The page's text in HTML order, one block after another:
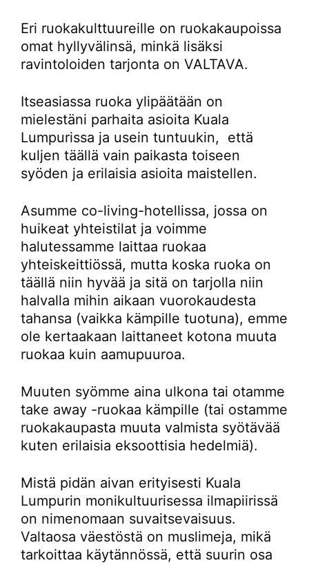
Eri ruokakulttuureille on ruokakaupoissa
omat hyllyvälinsä, minkä lisäksi
ravintoloiden tarjonta on VALTAVA.
Itseasiassa ruoka ylipäätään on
mielestäni parhaita asioita Kuala
Lumpurissa ja usein tuntuukin, että
kuljen täällä vain paikasta toiseen
syöden ja erilaisia asioita maistellen.
Asumme co-living-hotellissa, jossa on
huikeat yhteistilat ja voimme
halutessamme laittaa ruokaa
yhteiskeittiössä, mutta koska ruoka on
täällä niin hyvää ja sitä on tarjolla niin
halvalla mihin aikaan vuorokaudesta
tahansa (vaikka kämpille tuotuna), emme
ole kertaakaan laittaneet kotona muuta
ruokaa kuin aamupuuroa.
Muuten syömme aina ulkona tai otamme
take away -ruokaa kämpille (tai ostamme
ruokakaupasta muuta valmista syötävää
kuten erilaisia eksoottisia hedelmiä).
Mistä pidän aivan erityisesti Kuala
Lumpurin monikultuurisessa ilmapiirissä
on nimenomaan suvaitsevaisuus.
Valtaosa väestöstä on muslimeja, mikä
tarkoittaa käytännössä, että suurin osa